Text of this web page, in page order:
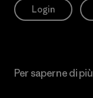
Login
Per saperne di più